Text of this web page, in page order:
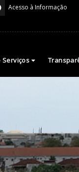
Acesso à Informação
Serviços